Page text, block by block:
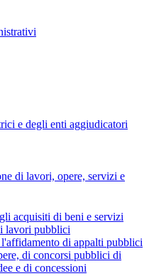
e degli enti aggiudicatori
di lavori, opere, servizi e
acquisiti di beni e servizi
lavori pubblici
di appalti pubblici
di concorsi pubblici di
e di concessioni